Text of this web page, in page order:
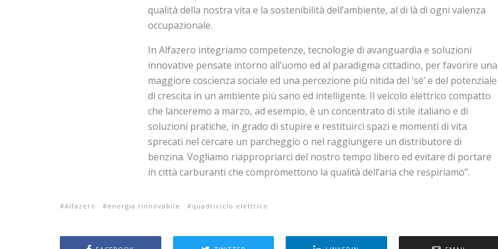
qualità della nostra vita e la sostenibilità dell’ambiente, al di là di ogni valenza
occupazionale.
In Alfazero integriamo competenze, tecnologie di avanguardia e soluzioni
innovative pensate intorno all’uomo ed al paradigma cittadino, per favorire una
maggiore coscienza sociale ed una percezione più nitida del ‘sé’ e del potenziale
di crescita in un ambiente più sano ed intelligente. Il veicolo elettrico compatto
che lanceremo a marzo, ad esempio, è un concentrato di stile italiano e di
soluzioni pratiche, in grado di stupire e restituirci spazi e momenti di vita
sprecati nel cercare un parcheggio o nel raggiungere un distributore di
benzina. Vogliamo riappropriarci del nostro tempo libero ed evitare di portare
in città carburanti che compromettono la qualità dell’aria che respiriamo”.
Alfazero energia rinnovabile quadriciclo elettrico